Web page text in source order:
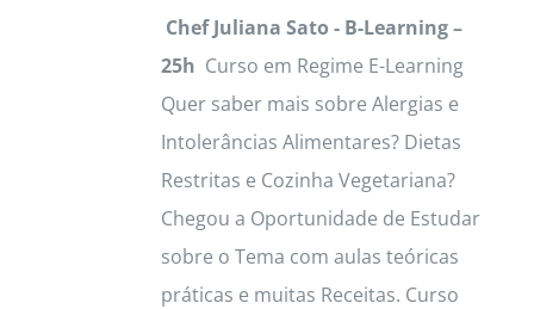
Chef Juliana Sato - B-Learning –
25h Curso em Regime E-Learning
Quer saber mais sobre Alergias e
Intolerâncias Alimentares? Dietas
Restritas e Cozinha Vegetariana?
Chegou a Oportunidade de Estudar
sobre o Tema com aulas teóricas
práticas e muitas Receitas. Curso